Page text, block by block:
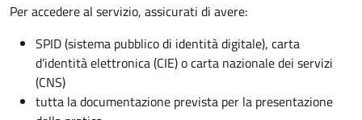
Per accedere al servizio, assicurati di avere:
SPID (sistema pubblico di identità digitale), carta
d’identità elettronica (CIE) o carta nazionale dei servizi
(CNS)
tutta la documentazione prevista per la presentazione